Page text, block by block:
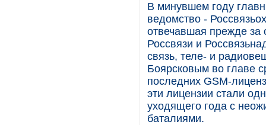
В минувшем году
ведомство -
отвечавшая прежде за
Россвязи и
связь, теле- и
Боярсковым во главе
последних GSM-
эти лицензии стали
уходящего года с
баталиями.